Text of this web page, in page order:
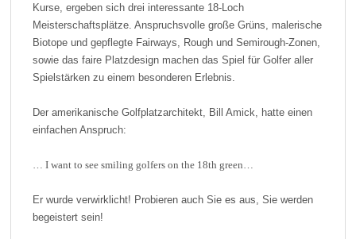
Kurse, ergeben sich drei interessante 18-Loch
Meisterschaftsplätze. Anspruchsvolle große Grüns, malerische
Biotope und gepflegte Fairways, Rough und Semirough-Zonen,
sowie das faire Platzdesign machen das Spiel für Golfer aller
Spielstärken zu einem besonderen Erlebnis.
Der amerikanische Golfplatzarchitekt, Bill Amick, hatte einen
einfachen Anspruch:
… I want to see smiling golfers on the 18th green…
Er wurde verwirklicht! Probieren auch Sie es aus, Sie werden
begeistert sein!